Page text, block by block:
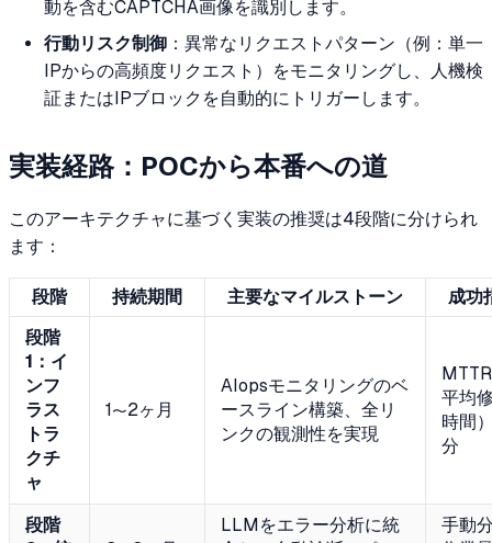
動を含むCAPTCHA画像を識別します。
行動リスク制御 ：異常なリクエストパターン（例：単一
IPからの高頻度リクエスト）をモニタリングし、人機検
証またはIPブロックを自動的にトリガーします。
実装経路：POCから本番への道
このアーキテクチャに基づく実装の推奨は4段階に分けられ
ます：
段階 持続期間 主要なマイルストーン
成功
段階
1：イ
ンフ
ラス
トラ
クチ
ャ
1〜2ヶ月
AIopsモニタリングのベ
ースライン構築、全リ
ンクの観測性を実現
平均
時間
分
段階
LLMをエラー分析に統
手動